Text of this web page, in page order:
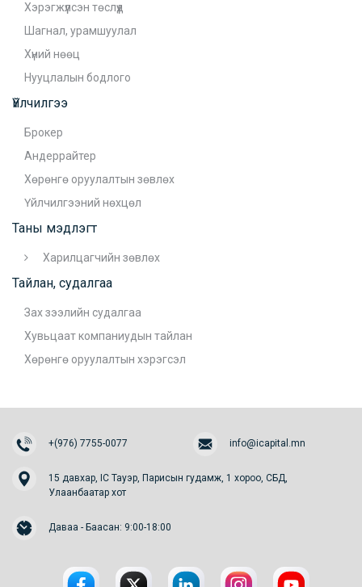
Хэрэгжүүлсэн төслүүд
Шагнал, урамшуулал
Хүний нөөц
Нууцлалын бодлого
Үйлчилгээ
Брокер
Андеррайтер
Хөрөнгө оруулалтын зөвлөх
Үйлчилгээний нөхцөл
Таны мэдлэгт
Харилцагчийн зөвлөх
Тайлан, судалгаа
Зах зээлийн судалгаа
Хувьцаат компаниудын тайлан
Хөрөнгө оруулалтын хэрэгсэл
+(976) 7755-0077 info@icapital.mn
15 давхар, IC Тауэр, Парисын гудамж, 1 хороо, СБД,
Улаанбаатар хот
Даваа - Баасан: 9:00-18:00